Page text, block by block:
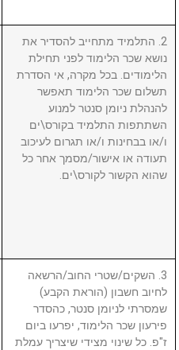
2. התלמיד מתחייב להסדיר את
נושא שכר הלימוד לפני תחילת
הלימודים. בכל מקרה, אי הסדרת
תשלום שכר הלימוד תאפשר
להנהלת ניומן סנטר למנוע
השתתפות התלמיד בקורס\ים
ו/או בבחינות ו/או תגרום לעיכוב
תעודה או אישור/מסמך אחר כל
שהוא הקשור לקורס\ים.
3. השקים/שטרי החוב/הרשאה
לחיוב חשבון (הוראת הקבע)
שמסרתי לניומן סנטר, כהסדר
פירעון שכר הלימוד, יפרעו ביום
ז"פ. כל שינוי מצידי שיצריך עמלת